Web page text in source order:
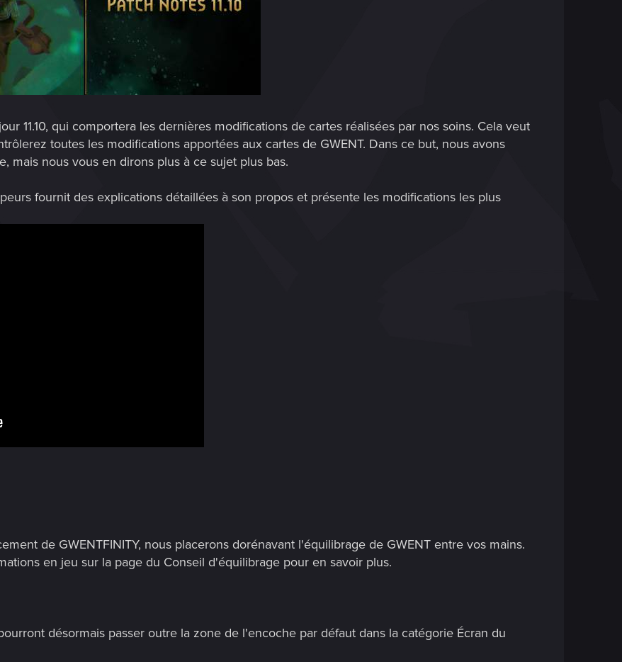
11.10, qui comportera les dernières modifications de cartes réalisées par nos soins. Cela veut
toutes les modifications apportées aux cartes de GWENT. Dans ce but, nous avons
mais nous vous en dirons plus à ce sujet plus bas.
fournit des explications détaillées à son propos et présente les modifications les plus
de GWENTFINITY, nous placerons dorénavant l'équilibrage de GWENT entre vos mains.
en jeu sur la page du Conseil d'équilibrage pour en savoir plus.
désormais passer outre la zone de l'encoche par défaut dans la catégorie Écran du